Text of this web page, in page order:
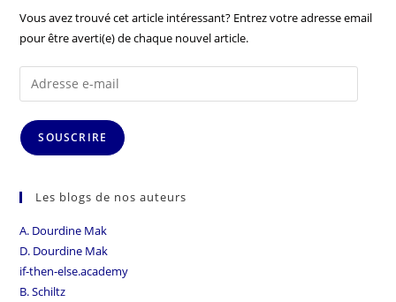
Vous avez trouvé cet article intéressant? Entrez votre adresse email
pour être averti(e) de chaque nouvel article.
SOUSCRIRE
Les blogs de nos auteurs
A. Dourdine Mak
D. Dourdine Mak
if-then-else.academy
B. Schiltz